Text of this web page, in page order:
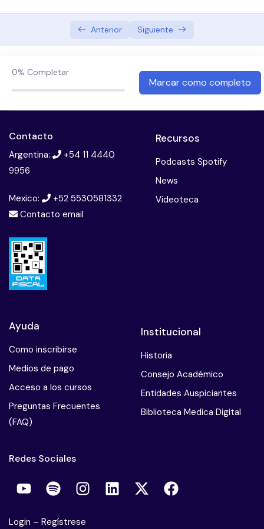
Niveles de evidencia
Fases de estabilización post crisis
Medicacion en fase estable
Clozapina mecanismo de accion y dosis
Control al inicio del tratamiento
Examen Esquizofrenia
Anterior Siguiente
0% Completar
Marcar como completo
Contacto
Argentina:
+54 11 4440
9956
Mexico:
+52 5530581332
Contacto email
Recursos
Podcasts Spotify
News
Videoteca
Ayuda
Como inscribirse
Medios de pago
Acceso a los cursos
Preguntas Frecuentes
(FAQ)
Institucional
Historia
Consejo Académico
Entidades Auspiciantes
Biblioteca Medica Digital
Redes Sociales
Login – Regístrese